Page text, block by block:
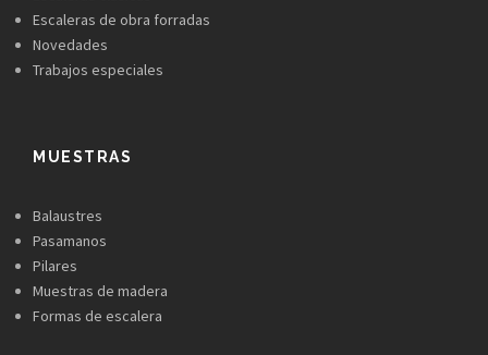
Escaleras de obra forradas
Novedades
Trabajos especiales
MUESTRAS
Balaustres
Pasamanos
Pilares
Muestras de madera
Formas de escalera